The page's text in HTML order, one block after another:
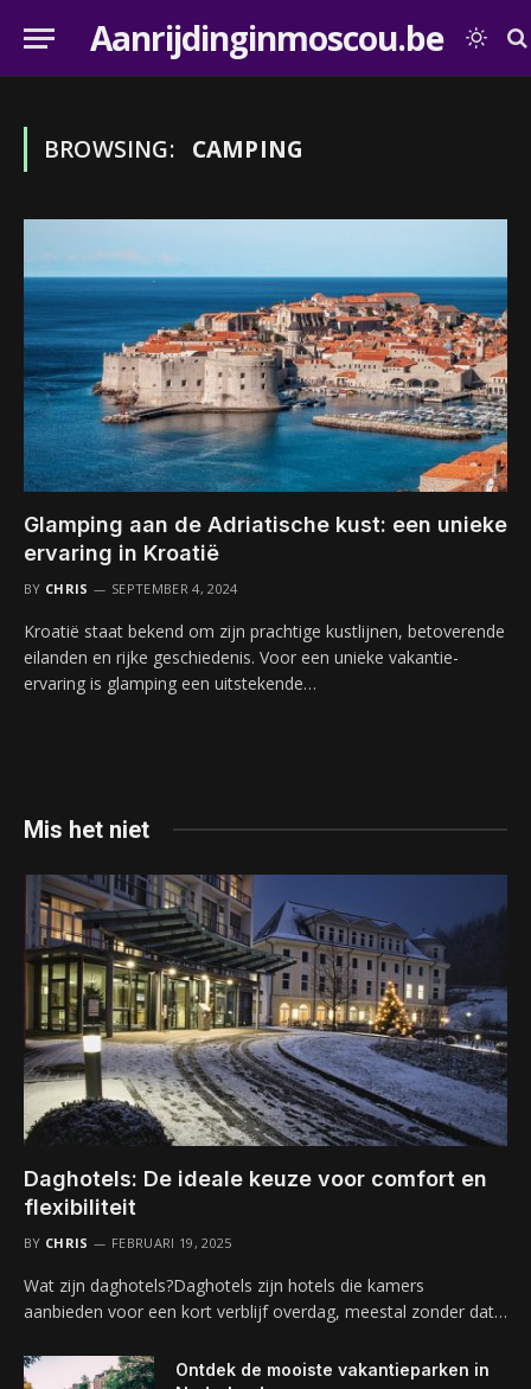
Aanrijdinginmoscou.be
BROWSING: CAMPING
Glamping aan de Adriatische kust: een unieke
ervaring in Kroatië
BY CHRIS SEPTEMBER 4, 2024
Kroatië staat bekend om zijn prachtige kustlijnen, betoverende
eilanden en rijke geschiedenis. Voor een unieke vakantie-
ervaring is glamping een uitstekende…
Mis het niet
Daghotels: De ideale keuze voor comfort en
flexibiliteit
BY CHRIS FEBRUARI 19, 2025
Wat zijn daghotels?Daghotels zijn hotels die kamers
aanbieden voor een kort verblijf overdag, meestal zonder dat…
Ontdek de mooiste vakantieparken in